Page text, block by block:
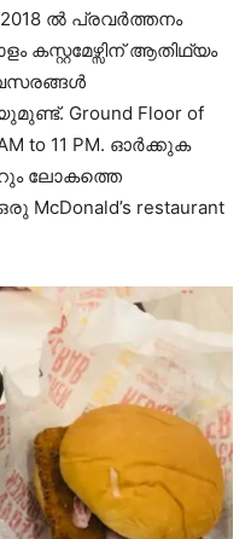
2018 ൽ പ്രവർത്തനം
കസ്റ്റമേഴ്സിന് ആതിഥ്യം
Ground Floor of
AM to 11 PM. ഓർക്കുക
ലോകത്തെ
restaurant